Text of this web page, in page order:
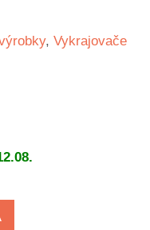
, Vykrajovače